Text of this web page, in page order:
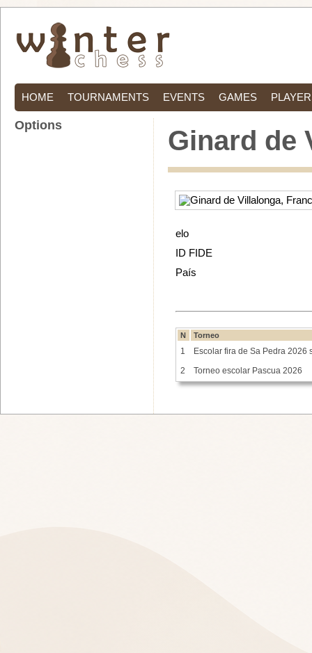
HOME TOURNAMENTS EVENTS GAMES
Ginard de
elo
ID FIDE
País
N Torneo
1
Escolar fira de Sa Pedra 2026
2
Torneo escolar Pascua 2026
Options